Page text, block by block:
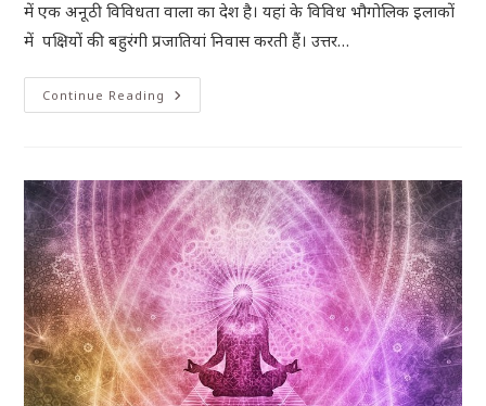
में एक अनूठी विविधता वाला का देश है। यहां के विविध भौगोलिक इलाकों
में पक्षियों की बहुरंगी प्रजातियां निवास करती हैं। उत्तर…
Continue Reading